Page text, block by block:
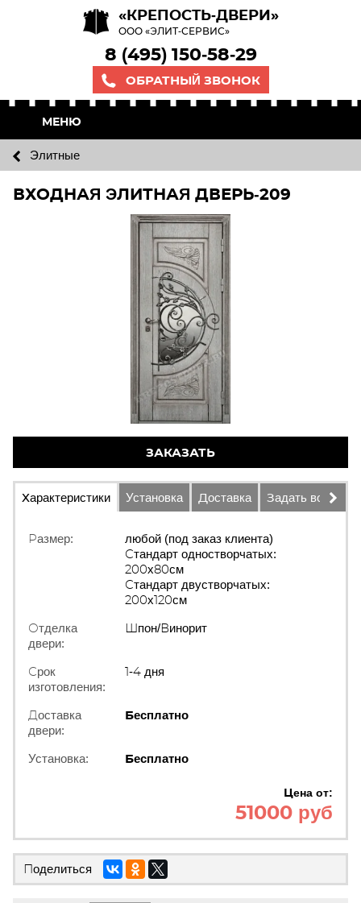
«КРЕПОСТЬ-ДВЕРИ»
ООО «ЭЛИТ-СЕРВИС»
8 (495) 150-58-29
ОБРАТНЫЙ ЗВОНОК
МЕНЮ
Элитные
ВХОДНАЯ ЭЛИТНАЯ ДВЕРЬ-209
Характеристики Установка Доставка Задать вопрос
Размер:
любой (под заказ клиента)
Стандарт одностворчатых:
200х80см
Стандарт двустворчатых:
200х120см
Отделка
двери:
Шпон/Винорит
Срок
изготовления:
1-4 дня
Доставка
двери:
Бесплатно
Установка: Бесплатно
Цена от:
51000 руб
ЗАКАЗАТЬ
Поделиться